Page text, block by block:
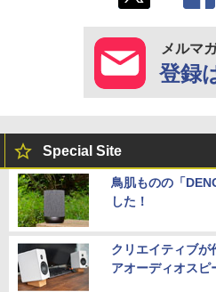
メルマ
登録
Special Site
鳥肌ものの「
した！
クリエイティブが
アオーディオスピ